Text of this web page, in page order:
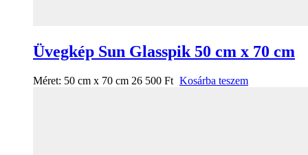
Üvegkép Sun Glasspik 50 cm x 70 cm
Méret: 50 cm x 70 cm 26 500 Ft Kosárba teszem